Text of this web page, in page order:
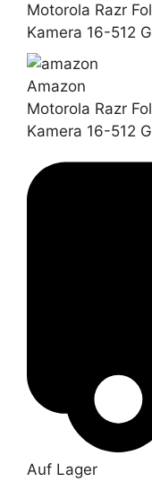
Motorola Razr
Kamera 16-512
Amazon
Motorola Razr
Kamera 16-512
Auf Lager